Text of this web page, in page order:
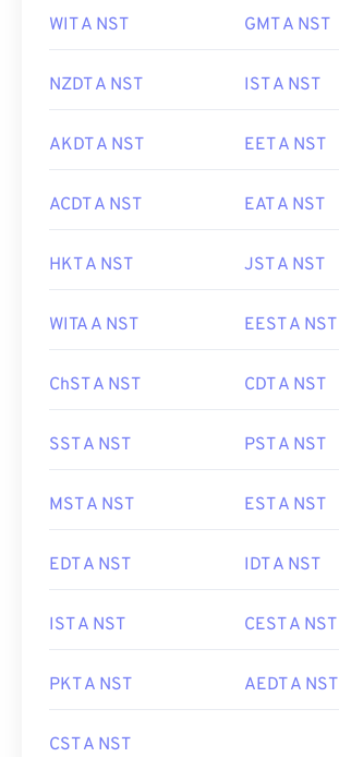
WIT A NST GMT A NST
NZDT A NST IST A NST
AKDT A NST EET A NST
ACDT A NST EAT A NST
HKT A NST JST A NST
WITA A NST EEST A NST
ChST A NST CDT A NST
SST A NST PST A NST
MST A NST EST A NST
EDT A NST IDT A NST
IST A NST CEST A NST
PKT A NST AEDT A NST
CST A NST